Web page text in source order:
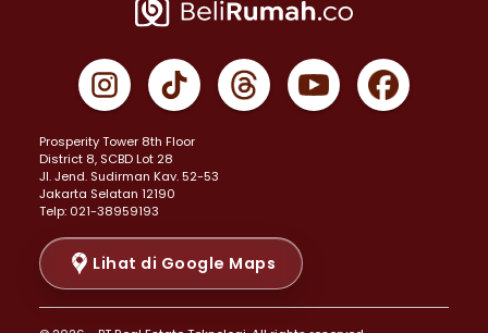
Properti Dijual di Jakarta Pusat >
Properti Dijual di Gambir >
Properti Dijual di Johar Baru >
Properti Dijual di Menteng >
Properti Dijual di Senen >
Properti Dijual di Tanah Abang >
Properti Dijual di Cikini >
Properti Dijual di Kramat >
Properti Dijual di Pasar Baru >
Properti Dijual di Bendungan Hilir >
Prosperity Tower 8th Floor
District 8, SCBD Lot 28
JI. Jend. Sudirman Kav. 52-53
Jakarta Selatan 12190
Telp: 021-38959193
Lihat di Google Maps